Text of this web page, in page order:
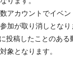
アカウントでイベン
加が取り消しとなり
投稿したことのある
象となります。